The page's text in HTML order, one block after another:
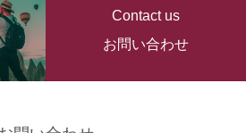
Contact us
お問い合わせ